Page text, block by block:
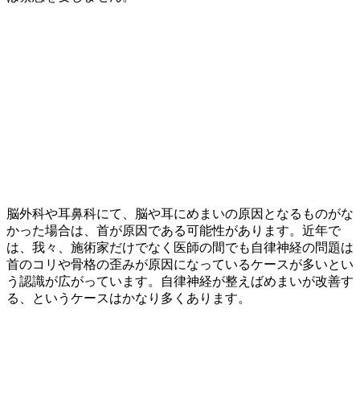
脳外科や耳鼻科にて、脳や耳にめまいの原因となるものがな
かった場合は、首が原因である可能性があります。近年で
は、我々、施術家だけでなく医師の間でも自律神経の問題は
首のコリや骨格の歪みが原因になっているケースが多いとい
う認識が広がっています。自律神経が整えばめまいが改善す
る、というケースはかなり多くあります。